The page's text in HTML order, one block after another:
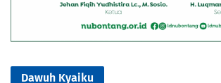
Dawuh Kyaiku